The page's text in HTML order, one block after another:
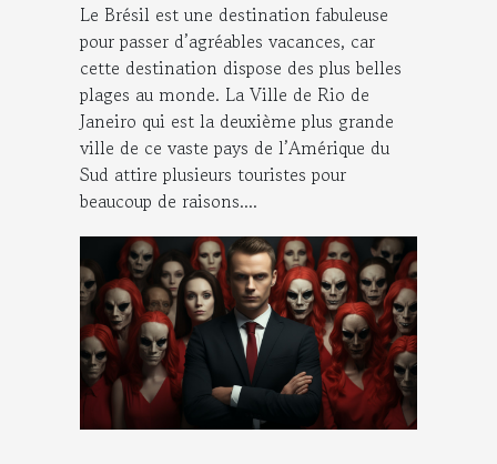
Le Brésil est une destination fabuleuse
pour passer d’agréables vacances, car
cette destination dispose des plus belles
plages au monde. La Ville de Rio de
Janeiro qui est la deuxième plus grande
ville de ce vaste pays de l’Amérique du
Sud attire plusieurs touristes pour
beaucoup de raisons....